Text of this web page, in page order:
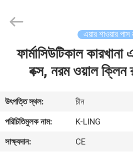
বাড়ি
আমাদের
সম্বন্ধে
Technology
Company.
এয়ার শাওয়ার পাস
ফার্মাসিউটিকাল
বক্স, নরম ওয়াল ক্লিন
উৎপত্তি স্থল:
চীন
পরিচিতিমুলক নাম:
K-LING
সাক্ষ্যদান:
CE